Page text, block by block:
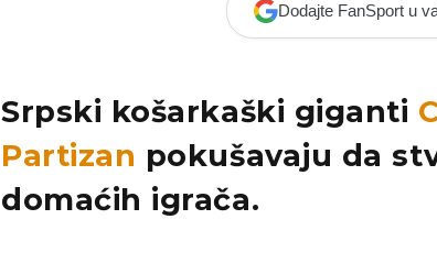
Dodajte FanSport u
Srpski košarkaški giganti
Partizan pokušavaju da
domaćih igrača.